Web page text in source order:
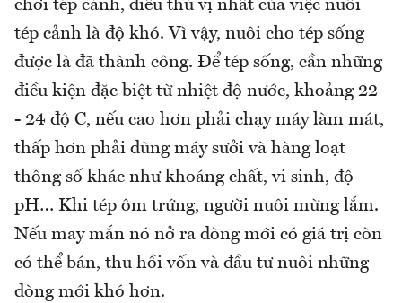
chơi tép cảnh, điều thú vị nhất của việc nuôi
tép cảnh là độ khó. Vì vậy, nuôi cho tép sống
được là đã thành công. Để tép sống, cần những
điều kiện đặc biệt từ nhiệt độ nước, khoảng 22
- 24 độ C, nếu cao hơn phải chạy máy làm mát,
thấp hơn phải dùng máy sưởi và hàng loạt
thông số khác như khoáng chất, vi sinh, độ
pH… Khi tép ôm trứng, người nuôi mừng lắm.
Nếu may mắn nó nở ra dòng mới có giá trị còn
có thể bán, thu hồi vốn và đầu tư nuôi những
dòng mới khó hơn.